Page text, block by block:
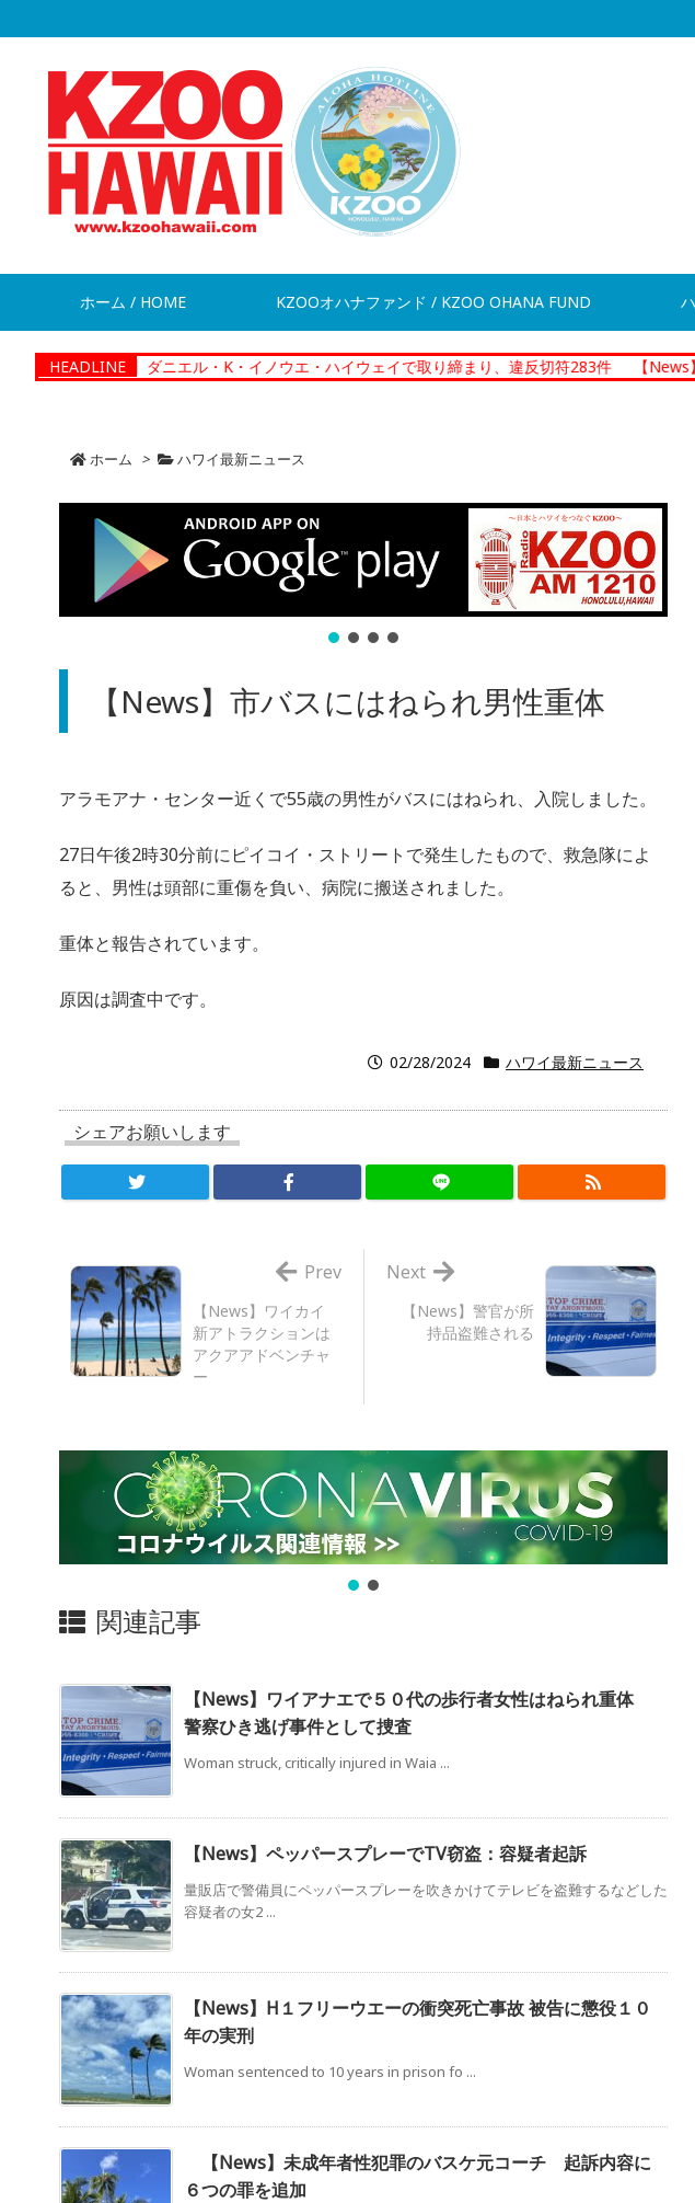
ホーム / HOME KZOOオハナファンド / KZOO OHANA FUND
HEADLINE
News】ダニエル・K・イノウエ・ハイウェイで取り締まり、違反切符283件 【News】運転手不
ホーム > ハワイ最新ニュース
【News】市バスにはねられ男性重体
アラモアナ・センター近くで55歳の男性がバスにはねられ、入院しました。
27日午後2時30分前にピイコイ・ストリートで発生したもので、救急隊によ
ると、男性は頭部に重傷を負い、病院に搬送されました。
重体と報告されています。
原因は調査中です。
02/28/2024 ハワイ最新ニュース
シェアお願いします
【News】警官が所
持品盗難される
Next
【News】ワイカイ
新アトラクションは
アクアアドベンチャ
ー
Prev
関連記事
【News】ワイアナエで５０代の歩行者女性はねられ重体
警察ひき逃げ事件として捜査
Woman struck, critically injured in Waia ...
【News】ペッパースプレーでTV窃盗：容疑者起訴
量販店で警備員にペッパースプレーを吹きかけてテレビを盗難するなどした
容疑者の女2 ...
【News】H１フリーウエーの衝突死亡事故 被告に懲役１０
年の実刑
Woman sentenced to 10 years in prison fo ...
【News】未成年者性犯罪のバスケ元コーチ 起訴内容に
６つの罪を追加